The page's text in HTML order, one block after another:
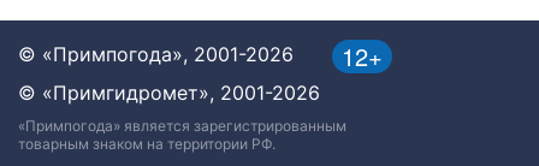
12+
© «Примпогода», 2001-2026
© «Примгидромет», 2001-2026
«Примпогода» является зарегистрированным
товарным знаком на территории РФ.